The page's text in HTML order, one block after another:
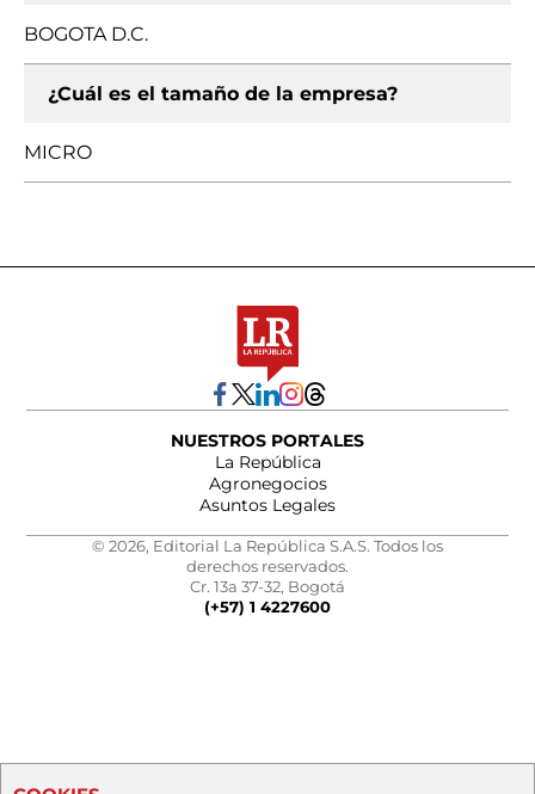
BOGOTA D.C.
¿Cuál es el tamaño de la empresa?
MICRO
NUESTROS PORTALES
La República
Agronegocios
Asuntos Legales
© 2026, Editorial La República S.A.S. Todos los
derechos reservados.
Cr. 13a 37-32, Bogotá
(+57) 1 4227600